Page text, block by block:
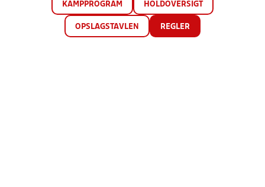
KAMPPROGRAM HOLDOVERSIGT
OPSLAGSTAVLEN REGLER